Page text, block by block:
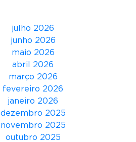
julho 2026
junho 2026
maio 2026
abril 2026
março 2026
fevereiro 2026
janeiro 2026
dezembro 2025
novembro 2025
outubro 2025